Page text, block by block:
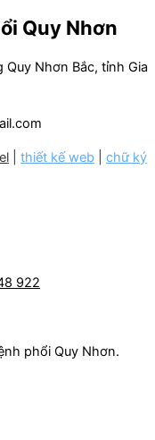
Quy Nhơn
Nhơn Bắc, tỉnh Gia
thiết kế web
chữ ký
922
phổi Quy Nhơn.